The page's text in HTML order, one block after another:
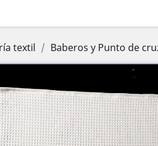
textil Baberos y Punto de